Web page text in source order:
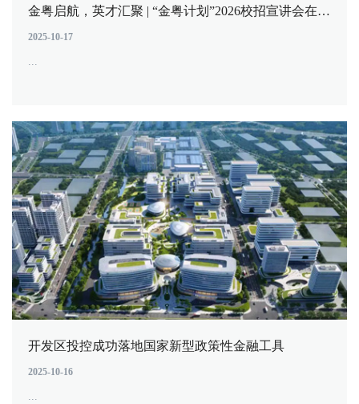
金粤启航，英才汇聚 | “金粤计划”2026校招宣讲会在北大汇丰启动
2025-10-17
...
开发区投控成功落地国家新型政策性金融工具
2025-10-16